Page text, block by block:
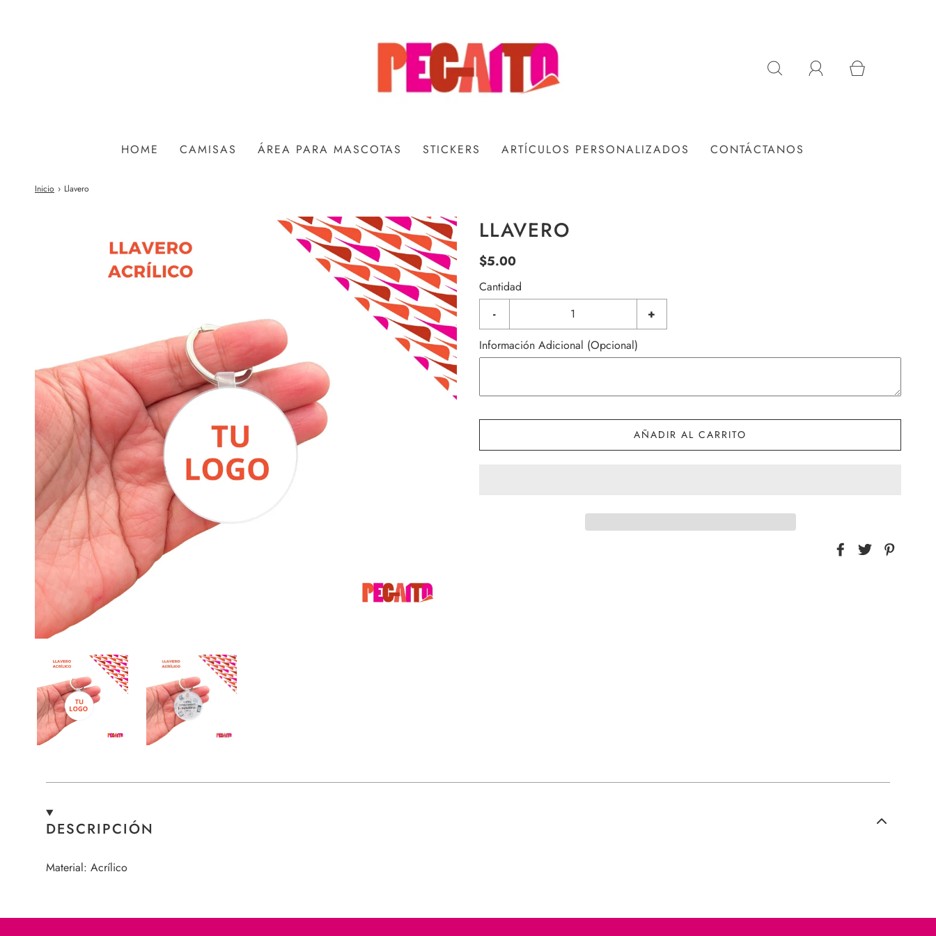
HOME CAMISAS ÁREA PARA MASCOTAS STICKERS ARTÍCULOS PERSONALIZADOS CONTÁCTANOS
Inicio › Llavero
LLAVERO
$5.00
Cantidad
-
+
Información Adicional (Opcional)
AÑADIR AL CARRITO
DESCRIPCIÓN
Material: Acrílico